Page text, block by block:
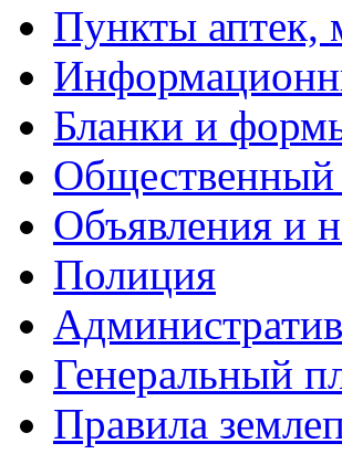
Пункты аптек,
Бланки и
Общественный
Объявления и
Полиция
Генеральный
Правила